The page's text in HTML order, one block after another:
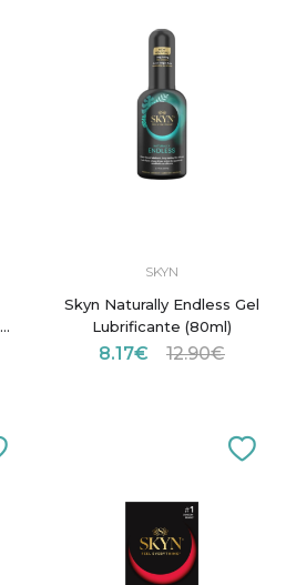
SKYN
Skyn Naturally Endless Gel
Lubrificante (80ml)
8.17€ 12.90€